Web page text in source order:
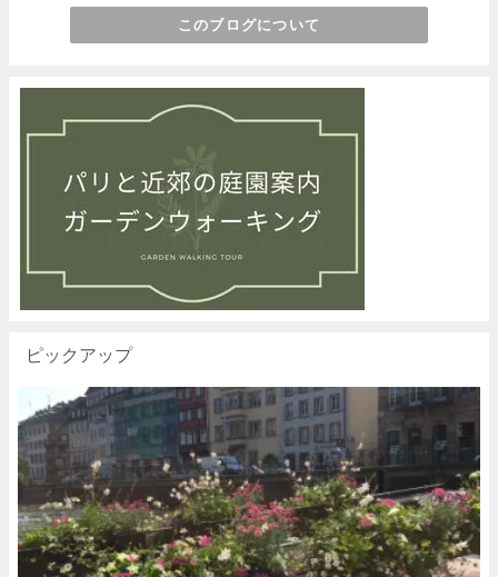
このブログについて
ピックアップ